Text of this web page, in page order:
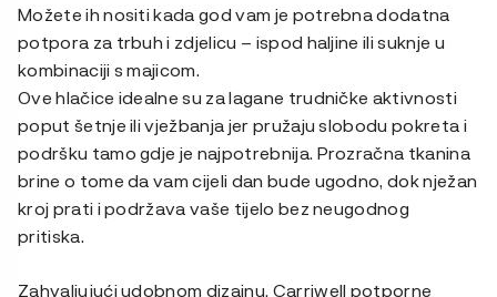
Možete ih nositi kada god vam je potrebna dodatna
potpora za trbuh i zdjelicu – ispod haljine ili suknje u
kombinaciji s majicom.
Ove hlačice idealne su za lagane trudničke aktivnosti
poput šetnje ili vježbanja jer pružaju slobodu pokreta i
podršku tamo gdje je najpotrebnija. Prozračna tkanina
brine o tome da vam cijeli dan bude ugodno, dok nježan
kroj prati i podržava vaše tijelo bez neugodnog
pritiska.
Zahvaljujući udobnom dizajnu, Carriwell potporne